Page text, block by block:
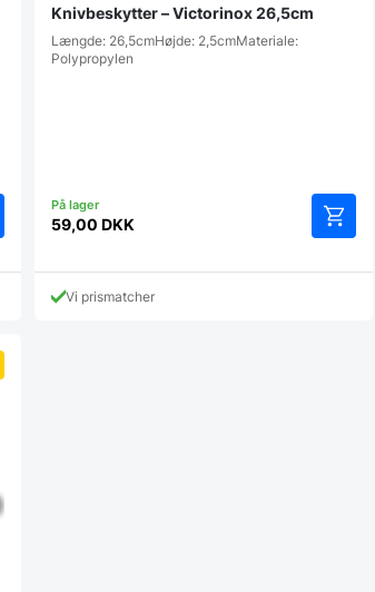
Knivbeskytter – Victorinox 26,5cm
Længde: 26,5cmHøjde: 2,5cmMateriale:
Polypropylen
59,00DKK
Vi prismatcher